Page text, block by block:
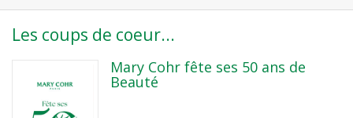
Les coups de coeur...
Mary Cohr fête ses 50 ans de
Beauté